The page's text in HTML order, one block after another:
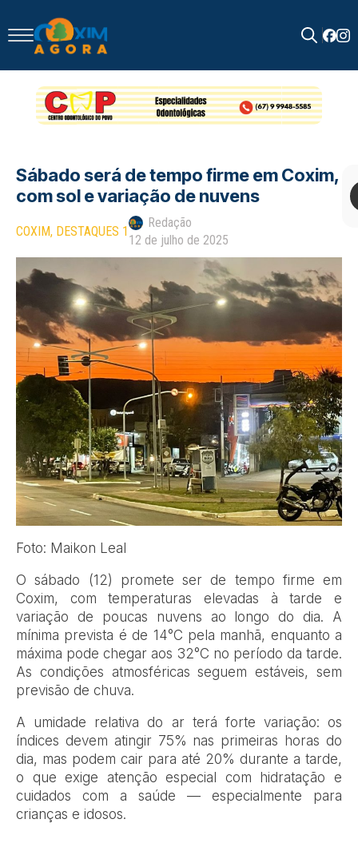
for:
Sábado será de tempo firme em Coxim,
com sol e variação de nuvens
COXIM DESTAQUES 1
Redação
12 de julho de 2025
Foto: Maikon Leal
O sábado (12) promete ser de tempo firme em
Coxim, com temperaturas elevadas à tarde e
variação de poucas nuvens ao longo do dia. A
mínima prevista é de 14°C pela manhã, enquanto a
máxima pode chegar aos 32°C no período da tarde.
As condições atmosféricas seguem estáveis, sem
previsão de chuva.
A umidade relativa do ar terá forte variação: os
índices devem atingir 75% nas primeiras horas do
dia, mas podem cair para até 20% durante a tarde,
o que exige atenção especial com hidratação e
cuidados com a saúde — especialmente para
crianças e idosos.